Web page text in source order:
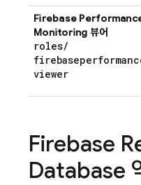
Firebase
Monitoring 뷰어
roles/
viewer
Firebase
Database